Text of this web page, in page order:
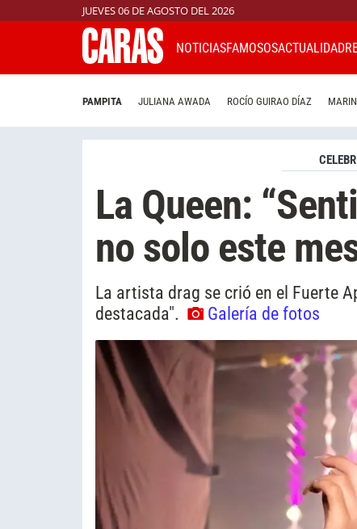
JUEVES 06 DE AGOSTO DEL 2026
NOTICIASFAMOSOSACTUALIDAD
PAMPITA JULIANA AWADA ROCÍO GUIRAO DÍAZ
La Queen:
no solo este
La artista drag se crió en el Fuerte
destacada".
Galería de fotos